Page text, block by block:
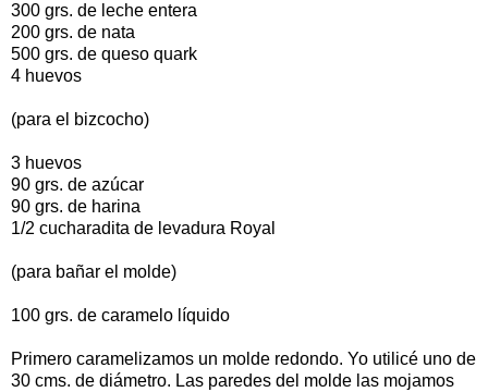
300 grs. de leche entera
200 grs. de nata
500 grs. de queso quark
4 huevos
(para el bizcocho)
3 huevos
90 grs. de azúcar
90 grs. de harina
1/2 cucharadita de levadura Royal
(para bañar el molde)
100 grs. de caramelo líquido
Primero caramelizamos un molde redondo. Yo utilicé uno de
30 cms. de diámetro. Las paredes del molde las mojamos